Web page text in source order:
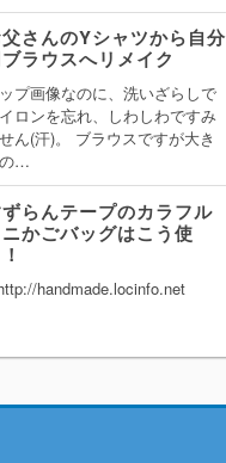
さんのYシャツから自分
ラウスへリメイク
プ画像なのに、洗いざらしで
ロンを忘れ、しわしわですみ
ん(汗)。 ブラウスですが大き
…
らんテープのカラフル
ニかごバッグはこう使
handmade.locinfo.net